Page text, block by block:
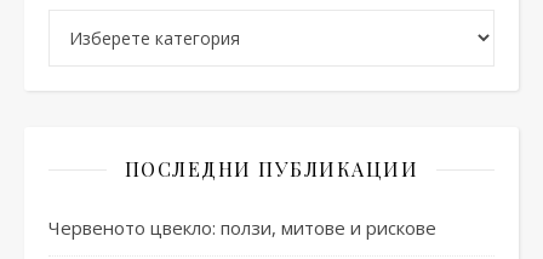
ПОСЛЕДНИ ПУБЛИКАЦИИ
Червеното цвекло: ползи, митове и рискове